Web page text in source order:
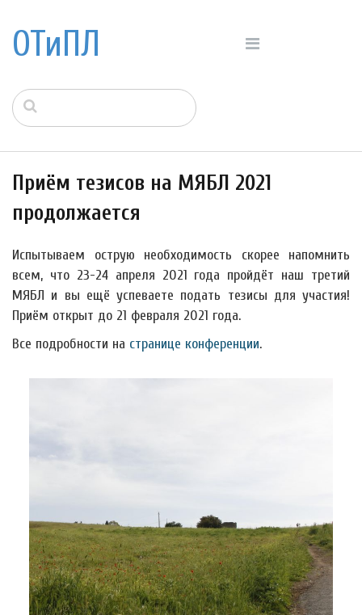
ОТиПЛ
Приём тезисов на МЯБЛ 2021
продолжается
Испытываем острую необходимость скорее напомнить
всем, что 23-24 апреля 2021 года пройдёт наш третий
МЯБЛ и вы ещё успеваете подать тезисы для участия!
Приём открыт до 21 февраля 2021 года.
Все подробности на странице конференции.